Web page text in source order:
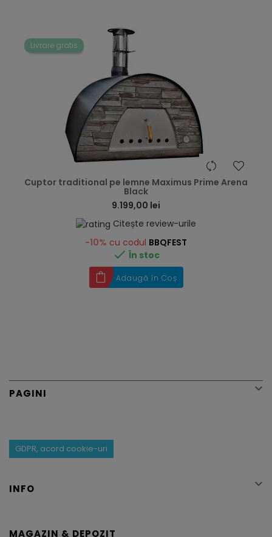
Livrare gratis
Cuptor traditional pe lemne Maximus Prime Arena
Black
9.199,00 lei
Citește review-urile
-10% cu codul BBQFEST
 În stoc
Adaugă în Coș
PAGINI 
GDPR, acord cookie-uri
INFO 
MAGAZIN & DEPOZIT